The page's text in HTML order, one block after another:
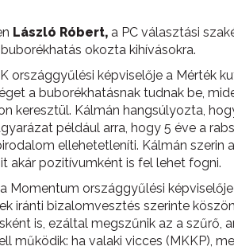
László Róbert, a PC választási
okozta kihívásokra.
országgyűlési képviselője a Mérték
a buborékhatásnak tudnak be,
keresztül. Kálmán hangsúlyozta,
például arra, hogy 5 éve a
ellehetetleníti. Kálmán
akár pozitívumként is fel lehet fogni.
a Momentum országgyűlési
iránti bizalomvesztés szerinte
is, ezáltal megszűnik az a szűrő,
működik: ha valaki vicces (MKKP),